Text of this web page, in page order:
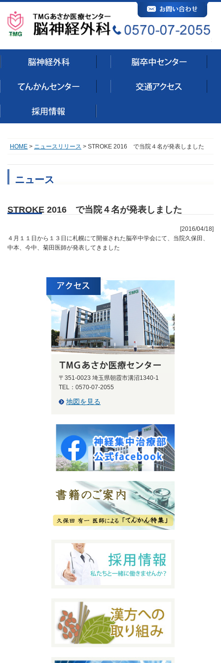
HOME > ニュースリリース > STROKE 2016 で当院４名が発表しました
ニュース
STROKE 2016 で当院４名が発表しました
[2016/04/18]
４月１１日から１３日に札幌にて開催された脳卒中学会にて、当院久保田、
中本、今中、菊田医師が発表してきました
〒351-0023 埼玉県朝霞市溝沼1340-1
TEL：0570-07-2055
地図を見る